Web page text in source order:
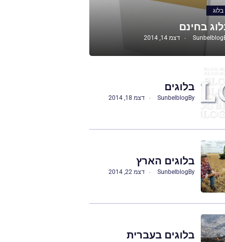
בלוג
בחינם
Sunbelblog דצמ 14, 2014
בלוגים
By
Sunbelblog דצמ 18, 2014
בלוגים הארץ
By
Sunbelblog דצמ 22, 2014
בלוגים בעברית